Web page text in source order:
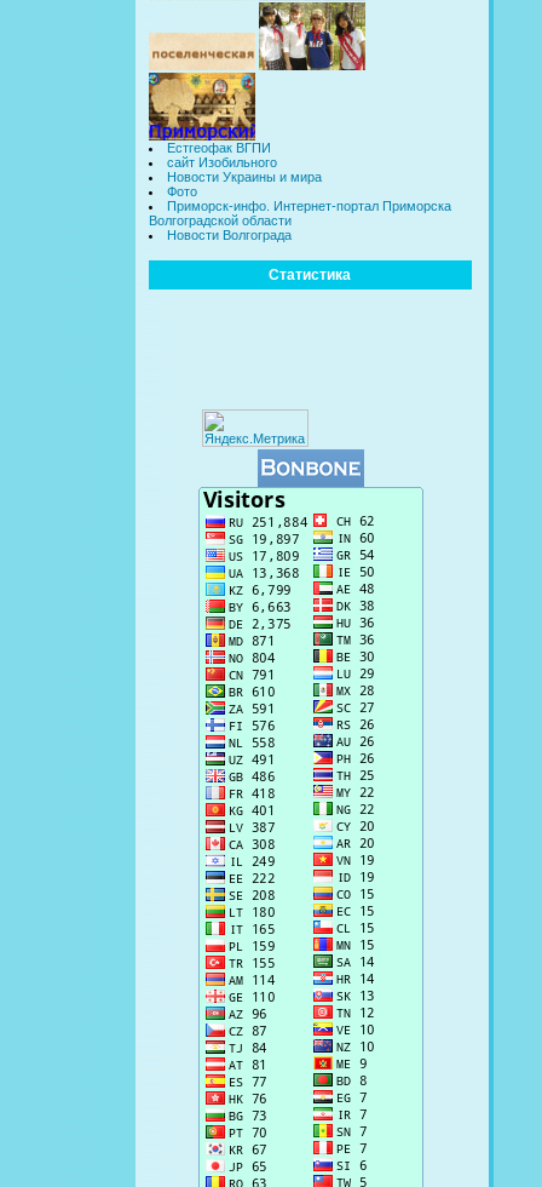
Естгеофак ВГПИ
сайт Изобильного
Новости Украины и мира
Фото
Приморск-инфо. Интернет-портал Приморска
Волгоградской области
Новости Волгограда
Статистика